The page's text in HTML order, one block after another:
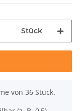
Stück
von 36 Stück.